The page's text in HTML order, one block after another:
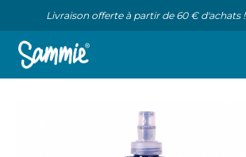
Livraison offerte à partir de 60 € d'achats !